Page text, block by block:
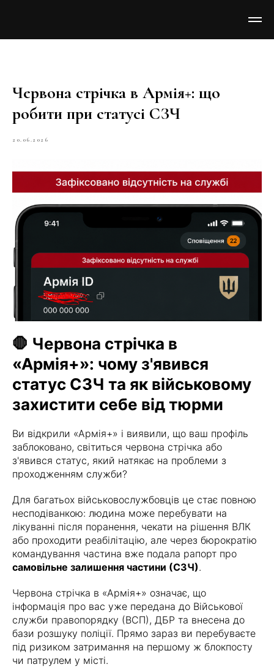
Червона стрічка в Армія+: що
робити при статусі СЗЧ
20.06.2026
🛑 Червона стрічка в
«Армія+»: чому з'явився
статус СЗЧ та як військовому
захистити себе від тюрми
Ви відкрили «Армія+» і виявили, що ваш профіль
заблоковано, світиться червона стрічка або
з'явився статус, який натякає на проблеми з
проходженням служби?
Для багатьох військовослужбовців це стає повною
несподіванкою: людина може перебувати на
лікуванні після поранення, чекати на рішення ВЛК
або проходити реабілітацію, але через бюрократію
командування частина вже подала рапорт про
самовільне залишення частини (СЗЧ).
Червона стрічка в «Армія+» означає, що
інформація про вас уже передана до Військової
служби правопорядку (ВСП), ДБР та внесена до
бази розшуку поліції. Прямо зараз ви перебуваєте
під ризиком затримання на першому ж блокпосту
чи патрулем у місті.